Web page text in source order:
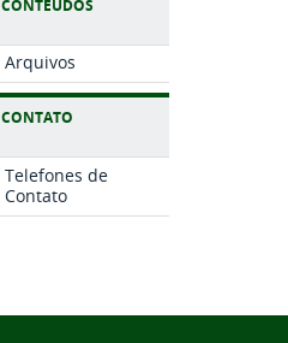
CONTEÚDOS
Arquivos
CONTATO
Telefones de
Contato